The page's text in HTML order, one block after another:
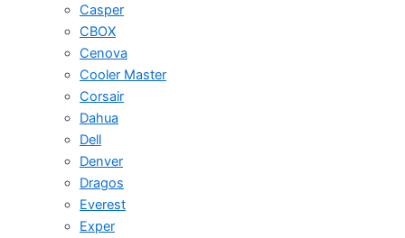
Casper
CBOX
Cenova
Cooler Master
Corsair
Dahua
Dell
Denver
Dragos
Everest
Exper